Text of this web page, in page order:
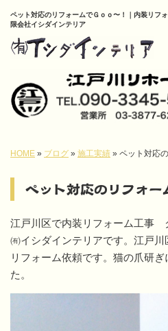
ペット対応のリフォームでＧｏｏ〜！｜内装リフ
限会社イシダインテリア
HOME » ブログ » 施工実績 » ペット対応
ペット対応のリフォー
江戸川区で内装リフォーム工事
㈲イシダインテリアです。江戸
リフォーム依頼です。猫の爪研
た。